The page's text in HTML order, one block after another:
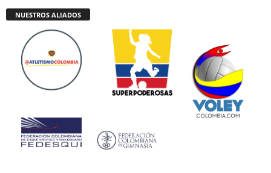
NUESTROS ALIADOS